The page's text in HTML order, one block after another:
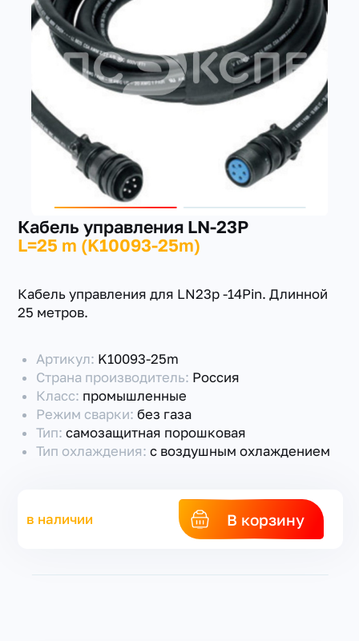
+7(351) 223-98-74
заказать звонок
Кабель управления LN-23P
L=25 m (K10093-25m)
Кабель управления для LN23p -14Pin. Длинной
25 метров.
Артикул: K10093-25m
Страна производитель: Россия
Класс: промышленные
Режим сварки:без газа
Тип:самозащитная порошковая
Тип охлаждения:с воздушным охлаждением
в наличии В корзину